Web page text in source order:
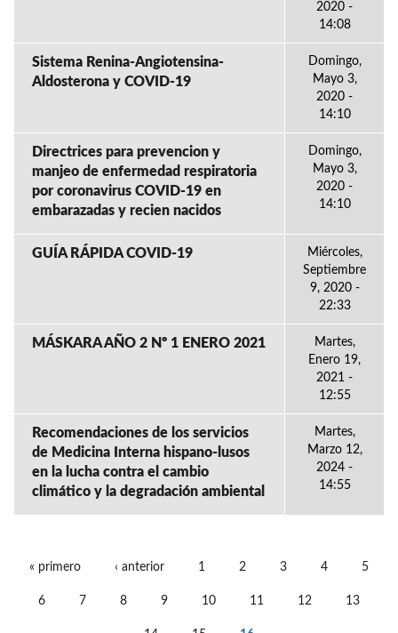
2020 -
14:08
Sistema Renina-Angiotensina-
Aldosterona y COVID-19
Domingo,
Mayo 3,
2020 -
14:10
Directrices para prevencion y
manjeo de enfermedad respiratoria
por coronavirus COVID-19 en
embarazadas y recien nacidos
Domingo,
Mayo 3,
2020 -
14:10
GUÍA RÁPIDA COVID-19
Miércoles,
Septiembre
9, 2020 -
22:33
MÁSKARA AÑO 2 Nº 1 ENERO 2021
Martes,
Enero 19,
2021 -
12:55
Recomendaciones de los servicios
de Medicina Interna hispano-lusos
en la lucha contra el cambio
climático y la degradación ambiental
Martes,
Marzo 12,
2024 -
14:55
« primero ‹ anterior 1 2 3 4 5
6 7 8 9 10 11 12 13